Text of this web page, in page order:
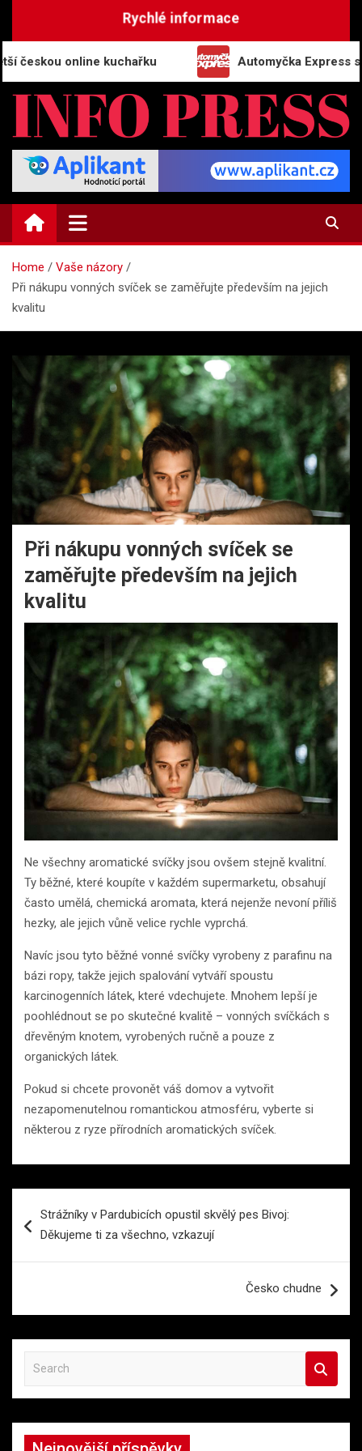
Rychlé informace
online kuchařku Automyčka Express slaví 20
INFO-PRESS.CZ
Zpravodajský magazín
Home
Vaše názory
Při nákupu vonných svíček se zaměřujte především na jejich
kvalitu
Při nákupu vonných svíček se
zaměřujte především na jejich
kvalitu
Ne všechny aromatické svíčky jsou ovšem stejně kvalitní.
Ty běžné, které koupíte v každém supermarketu, obsahují
často umělá, chemická aromata, která nejenže nevoní příliš
hezky, ale jejich vůně velice rychle vyprchá.
Navíc jsou tyto běžné vonné svíčky vyrobeny z parafinu na
bázi ropy, takže jejich spalování vytváří spoustu
karcinogenních látek, které vdechujete. Mnohem lepší je
poohlédnout se po skutečné kvalitě – vonných svíčkách s
dřevěným knotem, vyrobených ručně a pouze z
organických látek.
Pokud si chcete provonět váš domov a vytvořit
nezapomenutelnou romantickou atmosféru, vyberte si
některou z ryze přírodních aromatických svíček.
proStrážníky v Pardubicích opustil skvělý pes Bivoj:
Děkujeme ti za všechno, vzkazují
Česko chudne
a
r